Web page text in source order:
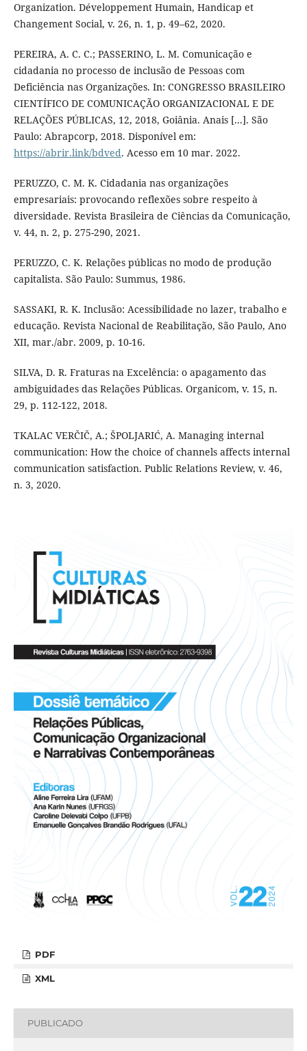
Organization. Développement Humain, Handicap et
Changement Social, v. 26, n. 1, p. 49–62, 2020.
PEREIRA, A. C. C.; PASSERINO, L. M. Comunicação e
cidadania no processo de inclusão de Pessoas com
Deficiência nas Organizações. In: CONGRESSO BRASILEIRO
CIENTÍFICO DE COMUNICAÇÃO ORGANIZACIONAL E DE
RELAÇÕES PÚBLICAS, 12, 2018, Goiânia. Anais [...]. São
Paulo: Abrapcorp, 2018. Disponível em:
https://abrir.link/bdved. Acesso em 10 mar. 2022.
PERUZZO, C. M. K. Cidadania nas organizações
empresariais: provocando reflexões sobre respeito à
diversidade. Revista Brasileira de Ciências da Comunicação,
v. 44, n. 2, p. 275-290, 2021.
PERUZZO, C. K. Relações públicas no modo de produção
capitalista. São Paulo: Summus, 1986.
SASSAKI, R. K. Inclusão: Acessibilidade no lazer, trabalho e
educação. Revista Nacional de Reabilitação, São Paulo, Ano
XII, mar./abr. 2009, p. 10-16.
SILVA, D. R. Fraturas na Excelência: o apagamento das
ambiguidades das Relações Públicas. Organicom, v. 15, n.
29, p. 112-122, 2018.
TKALAC VERČIČ, A.; ŠPOLJARIĆ, A. Managing internal
communication: How the choice of channels affects internal
communication satisfaction. Public Relations Review, v. 46,
n. 3, 2020.
PDF
XML
PUBLICADO